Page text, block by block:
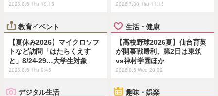
2026.8.6 Thu 10:15 2026.7.30 Thu 11:15
教育イベント
【夏休み2026】マイクロソフ
トなど訪問「はたらくえす
と」8/24-29…大学生対象
2026.8.6 Thu 9:45
生活・健康
【高校野球2026夏】仙台育英
が開幕戦勝利、第2日は東筑
vs神村学園ほか
2026.8.5 Wed 20:32
デジタル生活 趣味・娯楽